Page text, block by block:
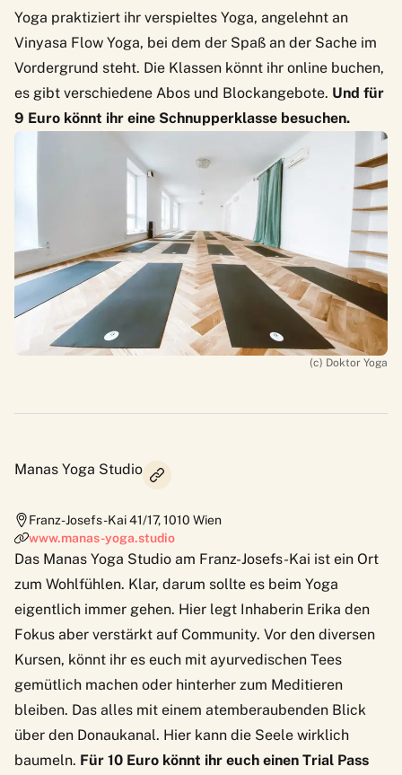
Yoga praktiziert ihr verspieltes Yoga, angelehnt an
Vinyasa Flow Yoga, bei dem der Spaß an der Sache im
Vordergrund steht. Die Klassen könnt ihr online buchen,
es gibt verschiedene Abos und Blockangebote. Und für
9 Euro könnt ihr eine Schnupperklasse besuchen.
(c) Doktor Yoga
Manas Yoga Studio
Franz-Josefs-Kai 41/17,1010 Wien
www.manas-yoga.studio
Das Manas Yoga Studio am Franz-Josefs-Kai ist ein Ort
zum Wohlfühlen. Klar, darum sollte es beim Yoga
eigentlich immer gehen. Hier legt Inhaberin Erika den
Fokus aber verstärkt auf Community. Vor den diversen
Kursen, könnt ihr es euch mit ayurvedischen Tees
gemütlich machen oder hinterher zum Meditieren
bleiben. Das alles mit einem atemberaubenden Blick
über den Donaukanal. Hier kann die Seele wirklich
baumeln. Für 10 Euro könnt ihr euch einen Trial Pass